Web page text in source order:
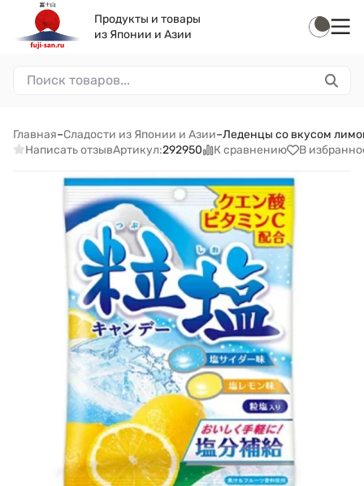
Продукты и товары
из Японии и Азии
Главная–Сладости из Японии и Азии–Леденцы со вкусом
Написать отзывАртикул:292950 К сравнению В